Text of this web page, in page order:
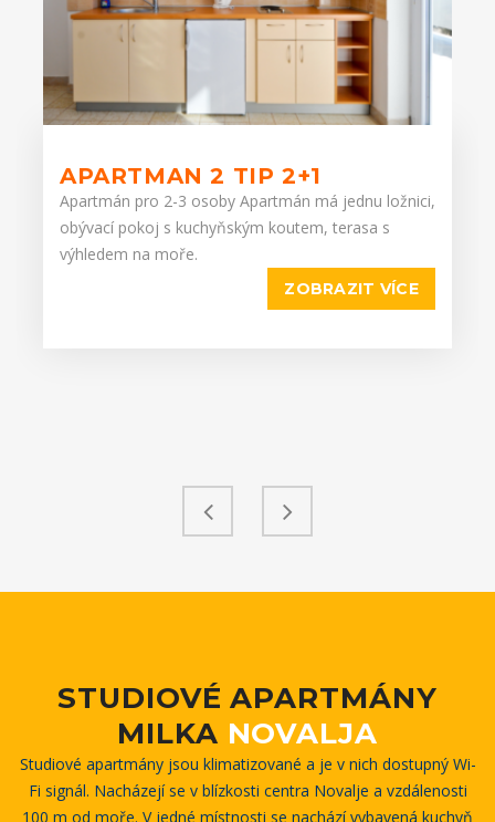
APARTMAN 2 TIP 2+1
Apartmán pro 2-3 osoby Apartmán má jednu ložnici,
obývací pokoj s kuchyňským koutem, terasa s
výhledem na moře.
ZOBRAZIT VÍCE
STUDIOVÉ APARTMÁNY
MILKA NOVALJA
Studiové apartmány jsou klimatizované a je v nich dostupný Wi-
Fi signál. Nacházejí se v blízkosti centra Novalje a vzdálenosti
100 m od moře. V jedné místnosti se nachází vybavená kuchyň